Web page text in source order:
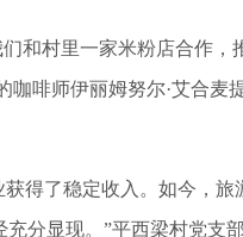
和村里一家米粉店合作，
咖啡师伊丽姆努尔·艾合麦
得了稳定收入。如今，旅
充分显现。”平西梁村党支